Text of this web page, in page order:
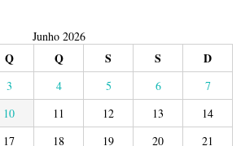
Junho 2026
Q Q S S D
3 4 5 6
7
10 11 12 13
14
17 18 19 20 21